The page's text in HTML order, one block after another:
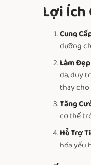
Lợi Ích
Cung
dưỡng
Làm
da, duy
thay
Tăng
cơ thể
Hỗ Trợ
hóa yếu